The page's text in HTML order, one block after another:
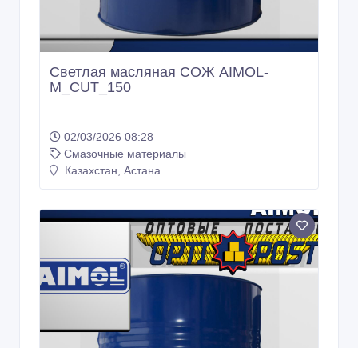
Светлая масляная СОЖ AIMOL-
M_CUT_150
02/03/2026 08:28
Смазочные материалы
Казахстан, Астана